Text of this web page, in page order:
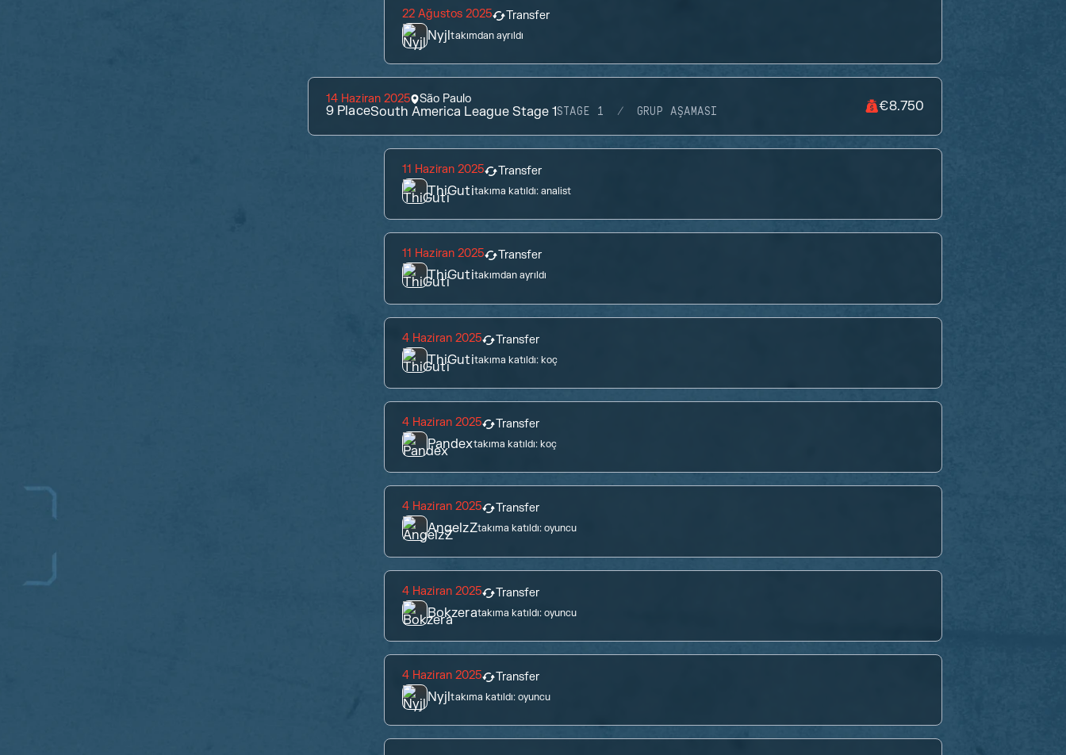
22 Ağustos 2025 Transfer
Nyjltakımdan ayrıldı
14 Haziran 2025 São Paulo
9 PlaceSouth America League Stage 1STAGE 1 GRUP AŞAMASI €8.750
11 Haziran 2025 Transfer
ThiGutitakıma katıldı:analist
11 Haziran 2025 Transfer
ThiGutitakımdan ayrıldı
4 Haziran 2025 Transfer
ThiGutitakıma katıldı:koç
4 Haziran 2025 Transfer
Pandextakıma katıldı:koç
4 Haziran 2025 Transfer
AngelzZtakıma katıldı:oyuncu
4 Haziran 2025 Transfer
Bokzeratakıma katıldı:oyuncu
4 Haziran 2025 Transfer
Nyjltakıma katıldı: oyuncu